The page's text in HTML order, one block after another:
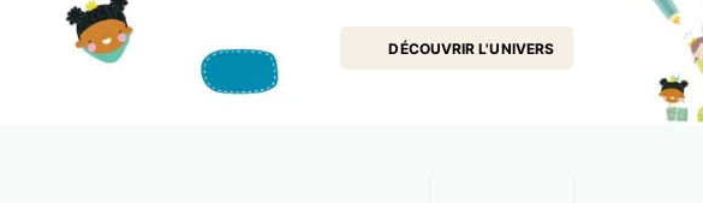
DÉCOUVRIR L'UNIVERS